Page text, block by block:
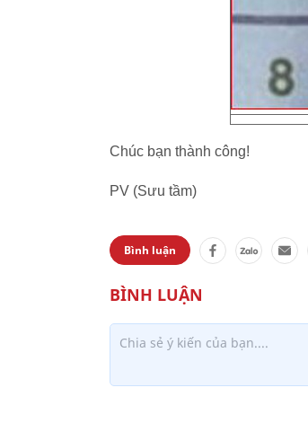
Chúc bạn thành công!
PV (Sưu tầm)
Bình luận